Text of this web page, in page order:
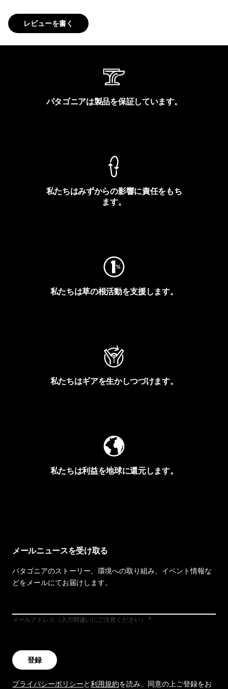
レビューを書く
パタゴニアは製品を保証しています。
私たちはみずからの影響に責任をもち
ます。
私たちは草の根活動を支援します。
私たちはギアを生かしつづけます。
私たちは利益を地球に還元します。
メールニュースを受け取る
パタゴニアのストーリー、環境への取り組み、イベント情報な
どをメールにてお届けします。
メールアドレス（入力間違いにご注意ください）
登録
プライバシーポリシーと利用規約を読み、同意の上ご登録をお